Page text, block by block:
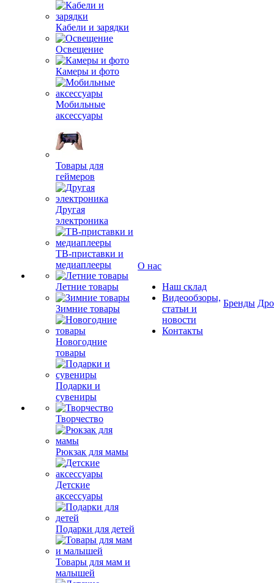
Кабели и зарядки
Освещение
Камеры и фото
Мобильные
аксессуары
Товары для
геймеров
Другая
электроника
ТВ-приставки и
медиаплееры
Летние товары
Зимние товары
Новогодние
товары
Подарки и
сувениры
Творчество
Рюкзак для мамы
Детские
аксессуары
Подарки для детей
Товары для мам и
малышей
О нас
Наш склад
Видеообзоры,
статьи и
новости
Контакты
Бренды